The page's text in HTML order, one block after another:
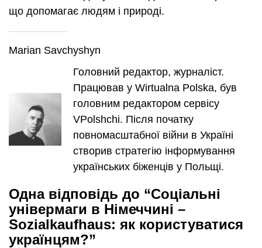
що допомагає людям і природі.
Marian Savchyshyn
Головний редактор, журналіст.
Працював у Wirtualna Polska, був
головним редактором сервісу
VPolshchi. Після початку
повномасштабної війни в Україні
створив стратегію інформування
українських біженців у Польщі.
Одна відповідь до “Соціальні
універмаги в Німеччині –
Sozialkaufhaus: як користуватися
українцям?”